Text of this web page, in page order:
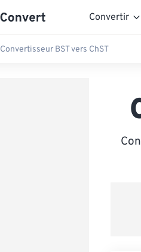
Convertir
Convertisseur BST vers ChST